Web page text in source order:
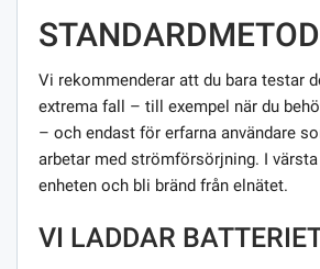
Vi rekommenderar att du bara testar
extrema fall – till exempel när du
– och endast för erfarna användare
arbetar med strömförsörjning. I
enheten och bli bränd från elnätet.
VI LADDAR